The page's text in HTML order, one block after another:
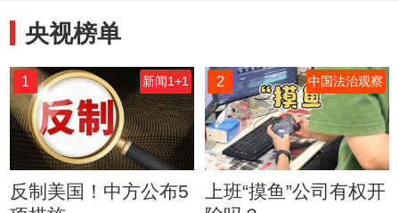
央视榜单
1 新闻1+1
反制美国！中方公布5
2 中国法治观察
上班“摸鱼”公司有权开